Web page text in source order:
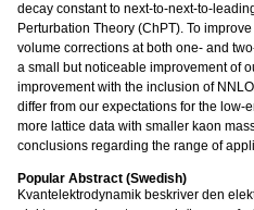
decay constant to next-to-next-to-
Perturbation Theory (ChPT). To
volume corrections at both one- and
a small but noticeable improvement of
improvement with the inclusion of
differ from our expectations for the low-
more lattice data with smaller kaon
conclusions regarding the range of
Popular Abstract (Swedish)
Kvantelektrodynamik beskriver den